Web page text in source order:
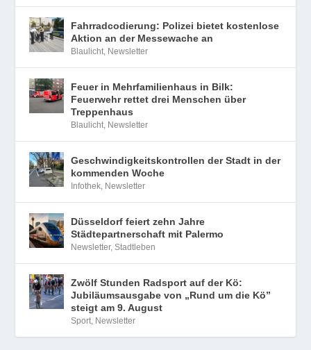
Fahrradcodierung: Polizei bietet kostenlose
Aktion an der Messewache an
Blaulicht, Newsletter
Feuer in Mehrfamilienhaus in Bilk:
Feuerwehr rettet drei Menschen über
Treppenhaus
Blaulicht, Newsletter
Geschwindigkeitskontrollen der Stadt in der
kommenden Woche
Infothek, Newsletter
Düsseldorf feiert zehn Jahre
Städtepartnerschaft mit Palermo
Newsletter,Stadtleben
Zwölf Stunden Radsport auf der Kö:
Jubiläumsausgabe von „Rund um die Kö”
steigt am 9. August
Sport, Newsletter